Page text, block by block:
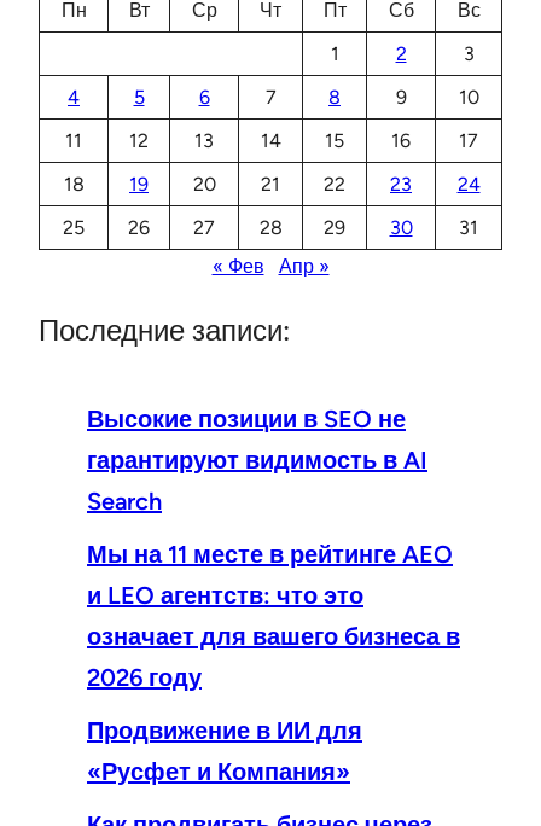
Пн
Вт Ср Чт Пт Сб
Вс
1
2
3
4
5 6 7 8 9
10
11
12 13 14 15 16
17
18
19 20 21 22 23
24
25
26 27 28 29 30
31
« Фев
Апр »
Последние записи:
Высокие позиции в SEO не
гарантируют видимость в AI
Search
Мы на 11 месте в рейтинге AEO
и LEO агентств: что это
означает для вашего бизнеса в
2026 году
Продвижение в ИИ для
«Русфет и Компания»